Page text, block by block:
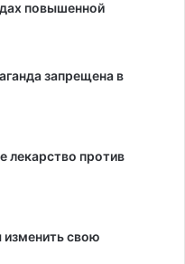
повышенной
запрещена в
лекарство против
свою